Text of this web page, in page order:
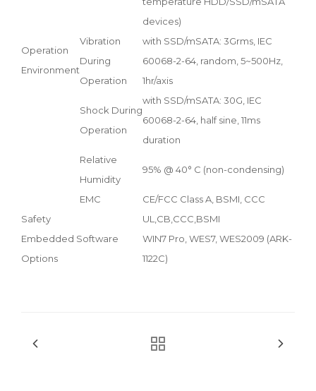
Operation
Environment
devices)
Vibration
During
Operation
with SSD/mSATA: 3Grms, IEC
60068-2-64, random, 5~500Hz,
1hr/axis
Shock During
Operation
with SSD/mSATA: 30G, IEC
60068-2-64, half sine, 11ms
duration
Relative
Humidity
95% @ 40° C (non-condensing)
EMC
CE/FCC Class A, BSMI, CCC
Safety
UL,CB,CCC,BSMI
Embedded Software
Options
WIN7 Pro, WES7, WES2009 (ARK-
1122C)